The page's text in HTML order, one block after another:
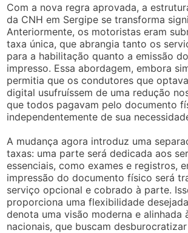
Com a nova regra aprovada, a
da CNH em Sergipe se transforma
Anteriormente, os motoristas eram
taxa única, que abrangia tanto os
para a habilitação quanto a emissão
impresso. Essa abordagem, embora
permitia que os condutores que
digital usufruíssem de uma redução
que todos pagavam pelo documento
independentemente de sua
A mudança agora introduz uma
taxas: uma parte será dedicada aos
essenciais, como exames e registros,
impressão do documento físico será
serviço opcional e cobrado à parte.
proporciona uma flexibilidade
denota uma visão moderna e alinhada
nacionais, que buscam